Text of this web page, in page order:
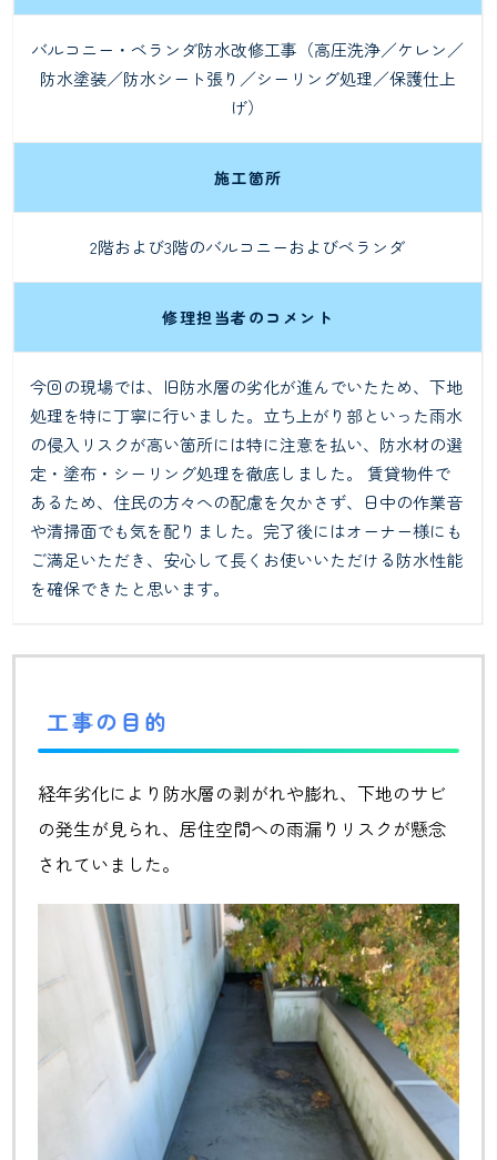
バルコニー・ベランダ防水改修工事（高圧洗浄／ケレン／
防水塗装／防水シート張り／シーリング処理／保護仕上
げ）
施工箇所
2階および3階のバルコニーおよびベランダ
修理担当者のコメント
今回の現場では、旧防水層の劣化が進んでいたため、下地
処理を特に丁寧に行いました。立ち上がり部といった雨水
の侵入リスクが高い箇所には特に注意を払い、防水材の選
定・塗布・シーリング処理を徹底しました。
賃貸物件で
あるため、住民の方々への配慮を欠かさず、日中の作業音
や清掃面でも気を配りました。完了後にはオーナー様にも
ご満足いただき、安心して長くお使いいただける防水性能
を確保できたと思います。
工事の目的
経年劣化により防水層の剥がれや膨れ、下地のサビ
の発生が見られ、居住空間への雨漏りリスクが懸念
されていました。